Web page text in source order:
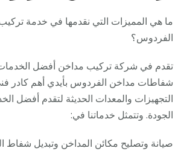
ما هي المميزات التي نقدمها في خدمة
الفردوس؟
تقدم في شركة تركيب مداخن أفضل
شفاطات مداخن الفردوس بأيدي أهم كادر
التجهيزات والمعدات الحديثة لتقدم أفضل
الجودة. وتتمثل خدماتنا في:
صيانة وتصليح مكائن المداخن وتبديل شفاط